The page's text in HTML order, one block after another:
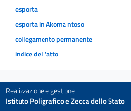
esporta
esporta in Akoma ntoso
collegamento permanente
indice dell'atto
Realizzazione e gestione
Istituto Poligrafico e Zecca dello Stato